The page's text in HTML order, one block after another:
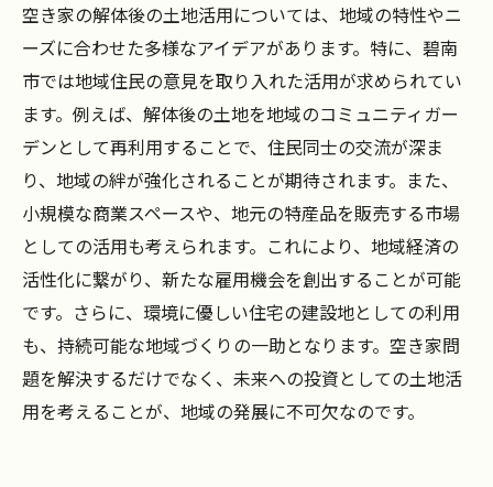
空き家の解体後の土地活用については、地域の特性やニ
ーズに合わせた多様なアイデアがあります。特に、碧南
市では地域住民の意見を取り入れた活用が求められてい
ます。例えば、解体後の土地を地域のコミュニティガー
デンとして再利用することで、住民同士の交流が深ま
り、地域の絆が強化されることが期待されます。また、
小規模な商業スペースや、地元の特産品を販売する市場
としての活用も考えられます。これにより、地域経済の
活性化に繋がり、新たな雇用機会を創出することが可能
です。さらに、環境に優しい住宅の建設地としての利用
も、持続可能な地域づくりの一助となります。空き家問
題を解決するだけでなく、未来への投資としての土地活
用を考えることが、地域の発展に不可欠なのです。